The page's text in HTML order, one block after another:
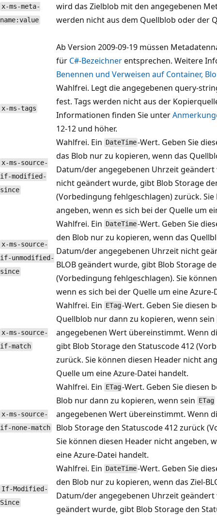
x-ms-meta-
name:value
wird das Zielblob mit den angegebenen
werden nicht aus dem Quellblob oder der
Ab Version 2009-09-19 müssen
für C#-Bezeichnerentsprechen. Weitere
Benennen und Verweisen auf Container,
x-ms-tags
Wahlfrei. Legt die angegebenen query-
fest. Tags werden nicht aus der
Informationen finden Sie unter
12-12 und höher.
x-ms-source-
if-modified-
since
Wahlfrei. Ein DateTime-Wert. Geben Sie
das Blob nur zu kopieren, wenn das
Datum/der angegebenen Uhrzeit
nicht geändert wurde, gibt Blob Storage
(Vorbedingung fehlgeschlagen) zurück.
angeben, wenn es sich bei der Quelle um
x-ms-source-
if-unmodified-
since
Wahlfrei. Ein DateTime-Wert. Geben Sie
den Blob nur zu kopieren, wenn das
Datum/der angegebenen Uhrzeit nicht
BLOB geändert wurde, gibt Blob Storage
(Vorbedingung fehlgeschlagen). Sie
wenn es sich bei der Quelle um eine
x-ms-source-
if-match
Wahlfrei. Ein ETag-Wert. Geben Sie diesen
Quellblob nur dann zu kopieren, wenn sein
angegebenen Wert übereinstimmt. Wenn
gibt Blob Storage den Statuscode 412
zurück. Sie können diesen Header nicht
Quelle um eine Azure-Datei handelt.
x-ms-source-
if-none-match
Wahlfrei. Ein ETag-Wert. Geben Sie diesen
Blob nur dann zu kopieren, wenn sein ETag
angegebenen Wert übereinstimmt. Wenn
Blob Storage den Statuscode 412 zurück
Sie können diesen Header nicht angeben,
eine Azure-Datei handelt.
If-Modified-
Since
Wahlfrei. Ein DateTime-Wert. Geben Sie
den Blob nur zu kopieren, wenn das Ziel-
Datum/der angegebenen Uhrzeit
geändert wurde, gibt Blob Storage den